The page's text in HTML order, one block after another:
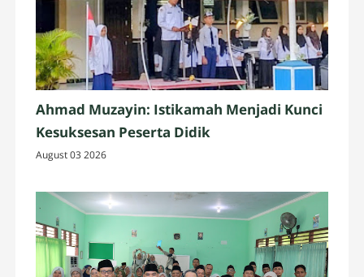
Ahmad Muzayin: Istikamah Menjadi Kunci
Kesuksesan Peserta Didik
August 03 2026